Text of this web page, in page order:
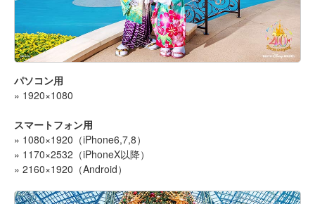
パソコン用
» 1920×1080
スマートフォン用
» 1080×1920（iPhone6,7,8）
» 1170×2532（iPhoneX以降）
» 2160×1920（Android）